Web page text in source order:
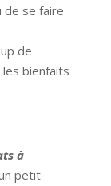
de se faire
de
bienfaits
à
petit